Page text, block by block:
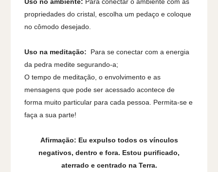
propriedades do cristal, escolha um pedaço e coloque
no cômodo desejado.
Uso na meditação:
Para se conectar com a energia
da pedra medite segurando-a;
O tempo de meditação, o envolvimento e as
mensagens que pode ser acessado acontece de
forma muito particular para cada pessoa. Permita-se e
faça a sua parte!
Afirmação: Eu expulso todos os vínculos
negativos, dentro e fora. Estou purificado,
aterrado e centrado na Terra.